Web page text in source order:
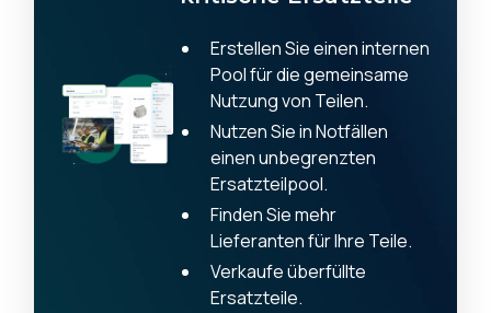
Erstellen Sie einen internen
Pool für die gemeinsame
Nutzung von Teilen.
Nutzen Sie in Notfällen
einen unbegrenzten
Ersatzteilpool.
Finden Sie mehr
Lieferanten für Ihre Teile.
Verkaufe überfüllte
Ersatzteile.